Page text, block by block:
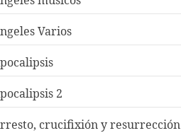
Varios
2
crucifixión y resurrección